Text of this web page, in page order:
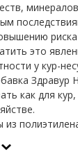
риска
это
у кур-
Здравур
как для кур,
из